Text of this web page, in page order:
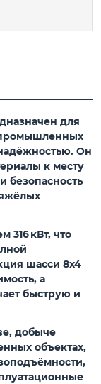
для
Он
к месту
безопасность
кВт, что
шасси 8x4
а
быструю и
добыче
объектах,